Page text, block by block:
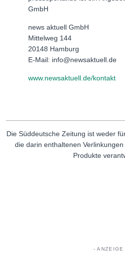
GmbH
news aktuell GmbH
Mittelweg 144
20148 Hamburg
E-Mail: info@newsaktuell.de
www.newsaktuell.de/kontakt
Die Süddeutsche Zeitung ist weder
die darin enthaltenen
Produkte